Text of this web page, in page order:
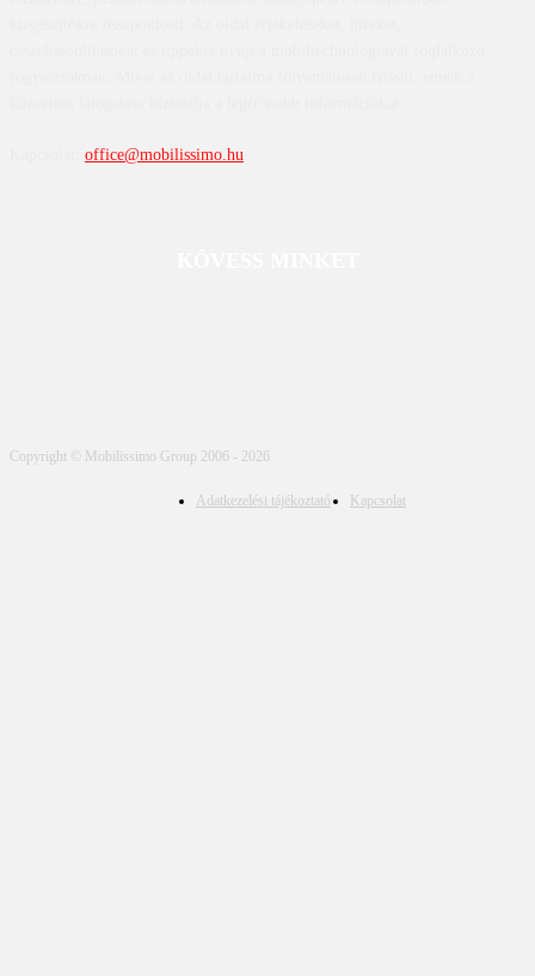
office@mobilissimo.hu
Copyright © Mobilissimo Group 2006 - 2026
Adatkezelési tájékoztató Kapcsolat